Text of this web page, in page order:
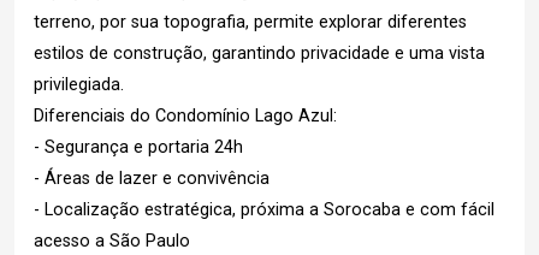
terreno, por sua topografia, permite explorar diferentes
estilos de construção, garantindo privacidade e uma vista
privilegiada.
Diferenciais do Condomínio Lago Azul:
- Segurança e portaria 24h
- Áreas de lazer e convivência
- Localização estratégica, próxima a Sorocaba e com fácil
acesso a São Paulo